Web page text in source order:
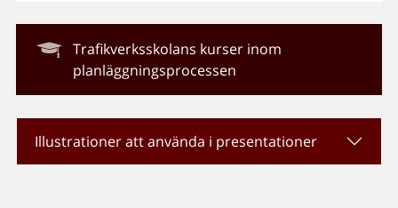
Trafikverksskolans kurser inom
planläggningsprocessen
Illustrationer att använda i presentationer